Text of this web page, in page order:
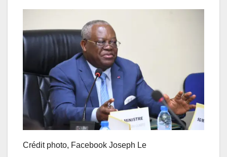
Crédit photo, Facebook Joseph Le